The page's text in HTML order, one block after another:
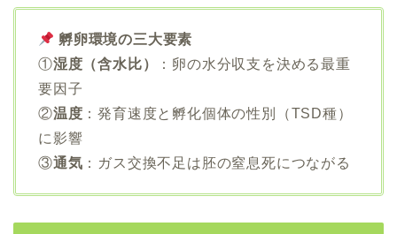
孵卵環境の三大要素
①湿度（含水比）
：卵の水分収支を決める最重
要因子
②温度 ：発育速度と孵化個体の性別（TSD種）
に影響
③通気 ：ガス交換不足は胚の窒息死につながる